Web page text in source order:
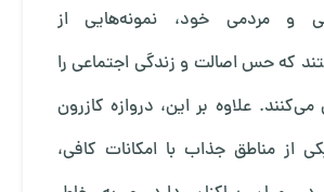
و مردمی خود، نمونه‌هایی از
که حس اصالت و زندگی اجتماعی را
علاوه بر این، دروازه کازرون
از مناطق جذاب با امکانات کافی،